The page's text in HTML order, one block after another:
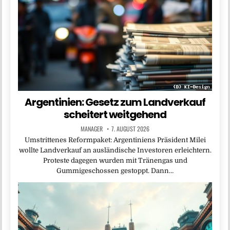
Argentinien: Gesetz zum Landverkauf
scheitert weitgehend
MANAGER 7. AUGUST 2026
Umstrittenes Reformpaket: Argentiniens Präsident Milei
wollte Landverkauf an ausländische Investoren erleichtern.
Proteste dagegen wurden mit Tränengas und
Gummigeschossen gestoppt. Dann…